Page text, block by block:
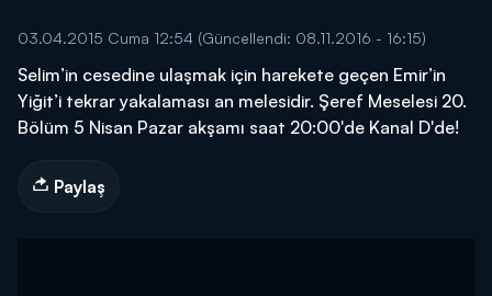
03.04.2015 Cuma 12:54 (Güncellendi: 08.11.2016 - 16:15)
Selim’in cesedine ulaşmak için harekete geçen Emir’in
Yiğit’i tekrar yakalaması an melesidir. Şeref Meselesi 20.
Bölüm 5 Nisan Pazar akşamı saat 20:00'de Kanal D'de!
Paylaş